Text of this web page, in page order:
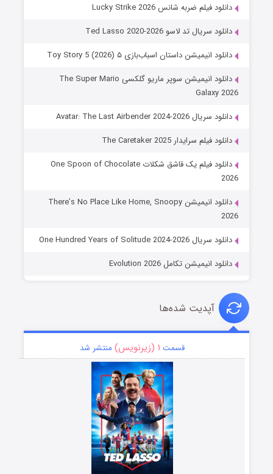
دانلود فیلم ضربه شانس Lucky Strike 2026
دانلود سریال تد لاسو Ted Lasso 2020-2026
دانلود انیمیشن داستان اسباب‌بازی ۵ Toy Story 5 (2026)
دانلود انیمیشن سوپر ماریو گلکسی The Super Mario
Galaxy 2026
دانلود سریال Avatar: The Last Airbender 2024-2026
دانلود فیلم سرایدار The Caretaker 2025
دانلود فیلم یک قاشق شکلات One Spoon of Chocolate
2026
دانلود انیمیشن There’s No Place Like Home, Snoopy
2026
دانلود سریال One Hundred Years of Solitude 2024-2026
دانلود انیمیشن تکامل Evolution 2026
آپدیت شده‌ها
قسمت ۱ (زیرنویس) منتشر شد